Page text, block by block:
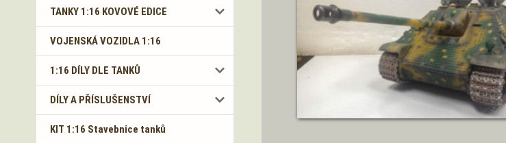
TANKY 1:16 KOVOVÉ EDICE
VOJENSKÁ VOZIDLA 1:16
1:16 DÍLY DLE TANKŮ
DÍLY A PŘÍSLUŠENSTVÍ
KIT 1:16 Stavebnice tanků
ZOBRAZIT DETAIL